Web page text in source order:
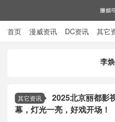
首页 漫威资讯 DC资讯 其它
李
其它资讯
2025北京丽都影
幕，灯光一亮，好戏开场！